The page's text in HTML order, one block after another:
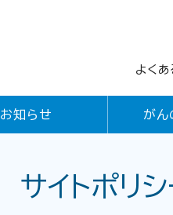
よくあ
お知らせ がん
サイトポリ